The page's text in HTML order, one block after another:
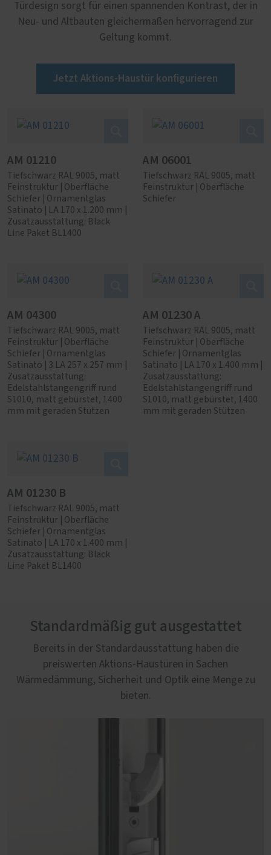
Türdesign sorgt für einen spannenden Kontrast, der in
Neu- und Altbauten gleichermaßen hervorragend zur
Geltung kommt.
Jetzt Aktions-Haustür konfigurieren
AM 01210
Tiefschwarz RAL 9005, matt
Feinstruktur | Oberfläche
Schiefer | Ornamentglas
Satinato | LA 170 x 1.200 mm |
Zusatzausstattung: Black
Line Paket BL1400
AM 06001
Tiefschwarz RAL 9005, matt
Feinstruktur | Oberfläche
Schiefer
AM 04300
Tiefschwarz RAL 9005, matt
Feinstruktur | Oberfläche
Schiefer | Ornamentglas
Satinato | 3 LA 257 x 257 mm |
Zusatzausstattung:
Edelstahlstangengriff rund
S1010, matt gebürstet, 1400
mm mit geraden Stützen
AM 01230 A
Tiefschwarz RAL 9005, matt
Feinstruktur | Oberfläche
Schiefer | Ornamentglas
Satinato | LA 170 x 1.400 mm |
Zusatzausstattung:
Edelstahlstangengriff rund
S1010, matt gebürstet, 1400
mm mit geraden Stützen
AM 01230 B
Tiefschwarz RAL 9005, matt
Feinstruktur | Oberfläche
Schiefer | Ornamentglas
Satinato | LA 170 x 1.400 mm |
Zusatzausstattung: Black
Line Paket BL1400
Standardmäßig gut ausgestattet
Bereits in der Standardausstattung haben die
preiswerten Aktions-Haustüren in Sachen
Wärmedämmung, Sicherheit und Optik eine Menge zu
bieten.